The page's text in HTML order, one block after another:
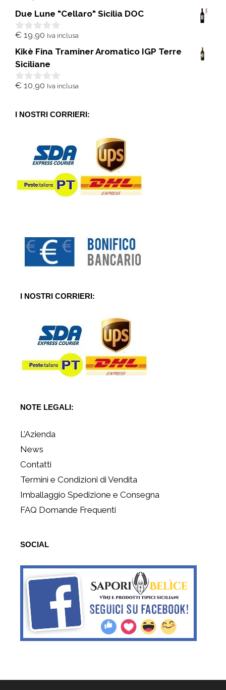
u
5
Due Lune "Cellaro" Sicilia DOC
0
u
5
€ 19,90 Iva inclusa
Kikè Fina Traminer Aromatico IGP Terre
Siciliane
0
5
€ 10,90 Iva inclusa
I NOSTRI CORRIERI:
I NOSTRI CORRIERI:
NOTE LEGALI:
L’Azienda
News
Contatti
Termini e Condizioni di Vendita
Imballaggio Spedizione e Consegna
FAQ Domande Frequenti
SOCIAL